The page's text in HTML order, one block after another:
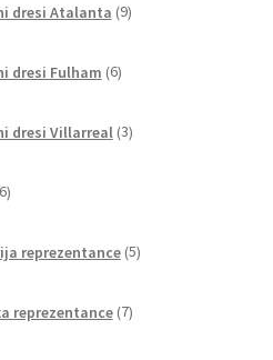
dresi Atalanta 9izdelkov
dresi Fulham 6izdelkov
dresi Villarreal 3izdelki
izdelkov
reprezentance 5izdelkov
reprezentance 7izdelkov